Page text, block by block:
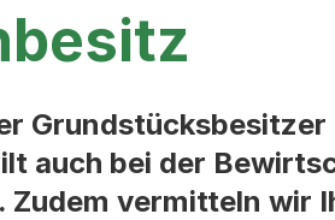
Grundstücksbesitzer
auch bei der
Zudem vermitteln wir